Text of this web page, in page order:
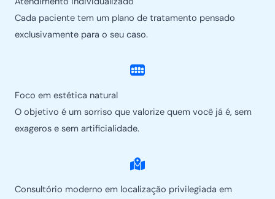
Cada paciente tem um plano de tratamento pensado
exclusivamente para o seu caso.
Foco em estética natural
O objetivo é um sorriso que valorize quem você já é, sem
exageros e sem artificialidade.
Consultório moderno em localização privilegiada em